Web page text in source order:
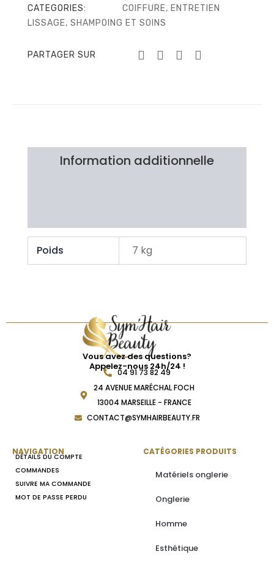
CATEGORIES: COIFFURE, ENTRETIEN
LISSAGE, SHAMPOING ET SOINS
PARTAGER SUR
Information additionnelle
Poids 7 kg
Vous avez des questions?
Appelez-nous 24h/24 !
04 91 73 82 49
24 AVENUE MARÉCHAL FOCH
13004 MARSEILLE - FRANCE
CONTACT@SYMHAIRBEAUTY.FR
NAVIGATION
DÉTAILS DU COMPTE
COMMANDES
SUIVRE MA COMMANDE
MOT DE PASSE PERDU
CATÉGORIES PRODUITS
Matériels onglerie
Onglerie
Homme
Esthétique